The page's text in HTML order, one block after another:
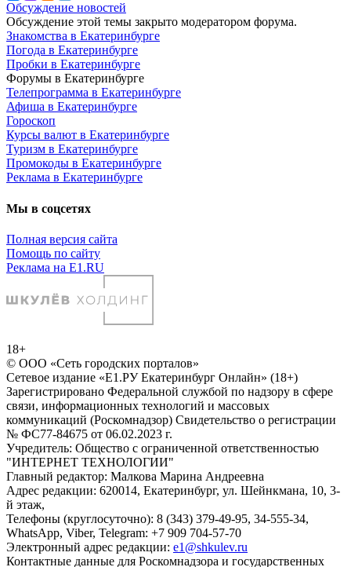
Обсуждение новостей
Обсуждение этой темы закрыто модератором форума.
Знакомства в Екатеринбурге
Погода в Екатеринбурге
Пробки в Екатеринбурге
Форумы в Екатеринбурге
Телепрограмма в Екатеринбурге
Афиша в Екатеринбурге
Гороскоп
Курсы валют в Екатеринбурге
Туризм в Екатеринбурге
Промокоды в Екатеринбурге
Реклама в Екатеринбурге
Мы в соцсетях
Полная версия сайта
Помощь по сайту
Реклама на E1.RU
18+
© ООО «Сеть городских порталов»
Сетевое издание «Е1.РУ Екатеринбург Онлайн» (18+)
Зарегистрировано Федеральной службой по надзору в сфере
связи, информационных технологий и массовых
коммуникаций (Роскомнадзор) Свидетельство о регистрации
№ ФС77-84675 от 06.02.2023 г.
Учредитель: Общество с ограниченной ответственностью
"ИНТЕРНЕТ ТЕХНОЛОГИИ"
Главный редактор: Малкова Марина Андреевна
Адрес редакции: 620014, Екатеринбург, ул. Шейнкмана, 10, 3-
й этаж,
Телефоны (круглосуточно): 8 (343) 379-49-95, 34-555-34,
WhatsApp, Viber, Telegram: +7 909 704-57-70
Электронный адрес редакции: e1@shkulev.ru
Контактные данные для Роскомнадзора и государственных